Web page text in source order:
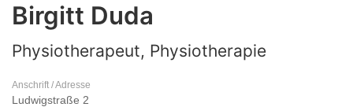
Birgitt Duda
Physiotherapeut, Physiotherapie
Anschrift / Adresse
Ludwigstraße 2